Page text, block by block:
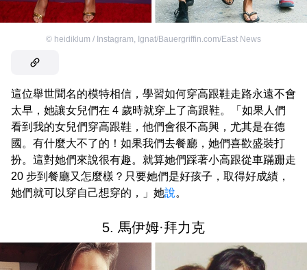
© heidiklum / Instagram, Ignat/Bauergriffin.com/East News
這位舉世聞名的模特相信，學習如何穿高跟鞋走路永遠不會
太早，她讓女兒們在 4 歲時就穿上了高跟鞋。「如果人們
看到我的女兒們穿高跟鞋，他們會很不高興，尤其是在德
國。有什麼大不了的！如果我們去餐廳，她們喜歡盛裝打
扮。這對她們來說很有趣。就算她們踩著小高跟從車蹣跚走
20 步到餐廳又怎麼樣？只要她們是好孩子，取得好成績，
她們就可以穿自己想穿的，」她說。
5. 馬伊姆·拜力克